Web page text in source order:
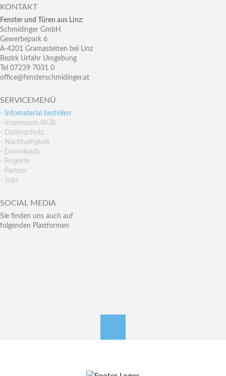
KONTAKT
Fenster und Türen aus Linz:
Schmidinger GmbH
Gewerbepark 6
A-4201 Gramastetten bei Linz
Bezirk Urfahr Umgebung
Tel 07239 7031 0
office@fensterschmidinger.at
SERVICEMENÜ
- Infomaterial bestellen
- Impressum/AGB
- Datenschutz
- Nachhaltigkeit
- Downloads
- Projekte
- Partner
- Jobs
SOCIAL MEDIA
Sie finden uns auch auf
folgenden Plattformen